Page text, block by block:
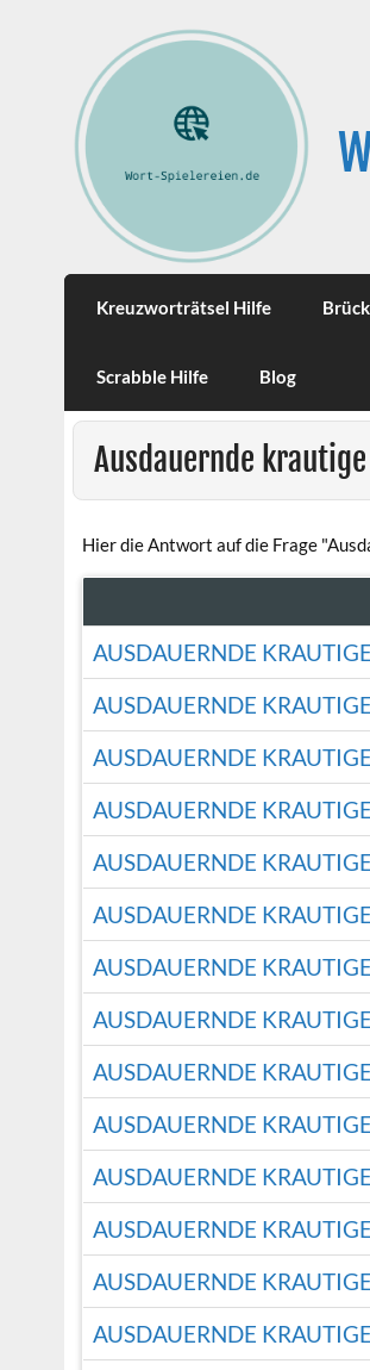
Kreuzworträtsel Hilfe
Scrabble Hilfe Blog
Ausdauernde
Hier die Antwort auf die Frage
AUSDAUERNDE
AUSDAUERNDE
AUSDAUERNDE
AUSDAUERNDE
AUSDAUERNDE
AUSDAUERNDE
AUSDAUERNDE
AUSDAUERNDE
AUSDAUERNDE
AUSDAUERNDE
AUSDAUERNDE
AUSDAUERNDE
AUSDAUERNDE
AUSDAUERNDE